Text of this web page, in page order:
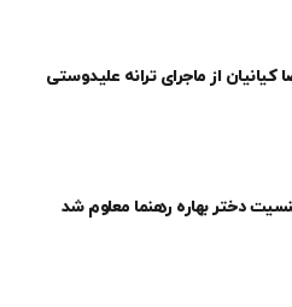
کیانیان از ماجرای ترانه علیدوستی
دختر بهاره رهنما معلوم شد